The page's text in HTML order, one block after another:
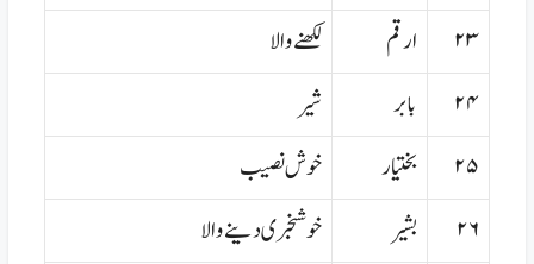
لکھنے والا
ارقم
۲۳
شیر
بابر
۲۴
خوش نصیب
بختیار
۲۵
خوشخبری دینے والا
بشیر
۲۶